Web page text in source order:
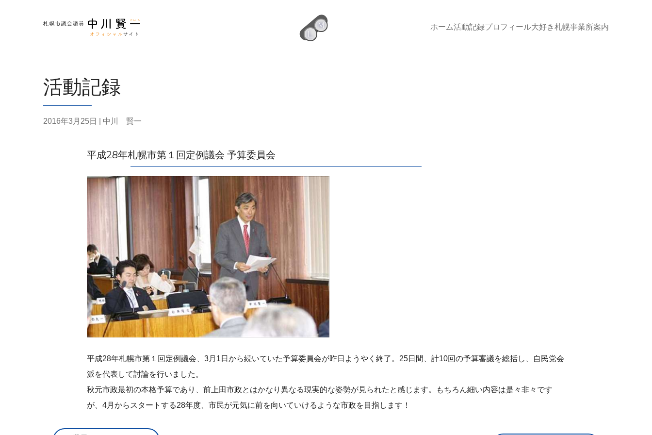
M
L
ホーム活動記録プロフィール大好き札幌事業所案内
活動記録
2016年3月25日 | 中川 賢一
平成28年札幌市第１回定例議会 予算委員会
平成28年札幌市第１回定例議会、3月1日から続いていた予算委員会が昨日ようやく終了。25日間、計10回の予算審議を総括し、自民党会
派を代表して討論を行いました。
秋元市政最初の本格予算であり、前上田市政とはかなり異なる現実的な姿勢が見られたと感じます。もちろん細い内容は是々非々です
が、4月からスタートする28年度、市民が元気に前を向いていけるような市政を目指します！